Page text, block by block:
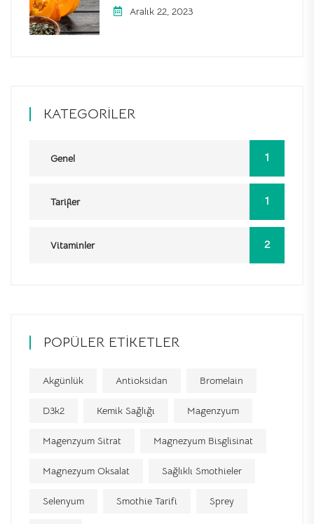
Aralık 22, 2023
KATEGORILER
Genel 1
Tarifler 1
Vitaminler 2
POPÜLER ETIKETLER
Akgünlük Antioksidan Bromelain
D3k2 Kemik Sağlığı Magenzyum
Magenzyum Sitrat Magnezyum Bisglisinat
Magnezyum Oksalat Sağlıklı Smothieler
Selenyum Smothie Tarifi Sprey